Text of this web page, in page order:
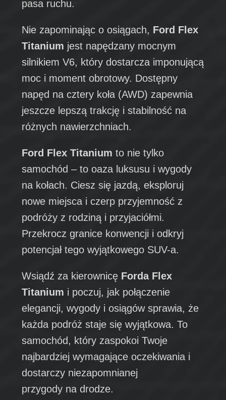
pasa ruchu.
Nie zapominając o osiągach, Ford Flex
Titanium jest napędzany mocnym
silnikiem V6, który dostarcza imponującą
moc i moment obrotowy. Dostępny
napęd na cztery koła (AWD) zapewnia
jeszcze lepszą trakcję i stabilność na
różnych nawierzchniach.
Ford Flex Titanium to nie tylko
samochód – to oaza luksusu i wygody
na kołach. Ciesz się jazdą, eksploruj
nowe miejsca i czerp przyjemność z
podróży z rodziną i przyjaciółmi.
Przekrocz granice konwencji i odkryj
potencjał tego wyjątkowego SUV-a.
Wsiądź za kierownicę Forda Flex
Titanium i poczuj, jak połączenie
elegancji, wygody i osiągów sprawia, że
każda podróż staje się wyjątkowa. To
samochód, który zaspokoi Twoje
najbardziej wymagające oczekiwania i
dostarczy niezapomnianej
przygody na drodze.